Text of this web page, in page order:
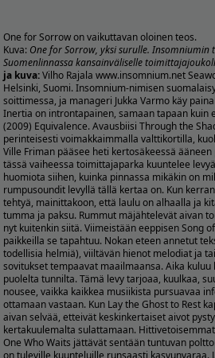
One for Sorrow on vaikuttavan oloinen teos.
Kuva: One for Sorrow, yksi surulle. Insomniumin
Suomenlinnassa kansainväliselle
ja kuva:Vilho Rajala www.insomnium.net
Helsinki, Suomi. Insomnium-nimisen
soittimessa, ja manageri Jukka Varmo käy
Inertia on introntapainen, samaan tapaan kuin
(2009) Equivalence. Avausbiisi Through the
perinteisesti voimakkaimmalla valttikortilla,
Ville Friman pääsee heti kertosäkeessä
tässä vaiheessa toimittajaparka kuuntelee
huomiota siihen, kuinka pinnassa mikäkin on
rumpusoundit levyllä tällä kertaa on. Kun
tehtyä, mainittakoon, että laulu on alhaalla ja
tumma ja paksu. Rummut mäjähtelevät aivan
nyt kuitenkin siitä. Viimeistään eeppisen Song
paikkeilla se tapahtuu. Nokan eteen annetut
todellisia helmiä), viiltävän hienot melodiat ja
sovitukset tempaavat maailmaansa. Aika
puolelta tunnilta. Tämä levy tarjoaa, kuulkaa,
nousee, vaikka kaikkea musiikista pursuavaa
ottamaan vastaan. Kun Lay the Ghost to Rest
aivan selvää, etteivät keskinkertaiset aivot
kertakuulemalta sulattamaan.
One Who Waits jättävät sentään tuntuvan
on tuleville kuunteluille runsaasti kasvunvaraa.